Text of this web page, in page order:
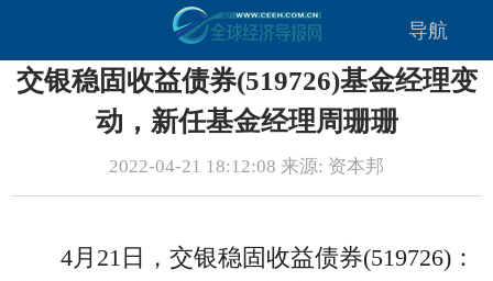
导航
交银稳固收益债券(519726)基金经理变
动，新任基金经理周珊珊
2022-04-21 18:12:08 来源: 资本邦
4月21日，交银稳固收益债券(519726)：